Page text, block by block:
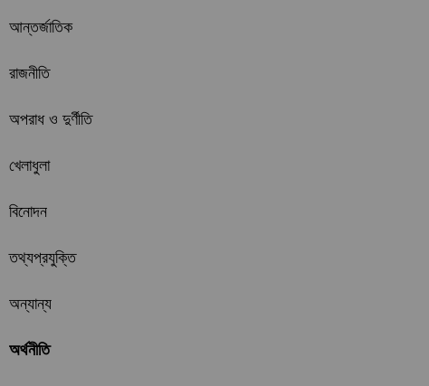
আন্তর্জাতিক
রাজনীতি
অপরাধ ও দুর্ণীতি
খেলাধুলা
বিনোদন
তথ্যপ্রযুক্তি
অন্যান্য
অর্থনীতি